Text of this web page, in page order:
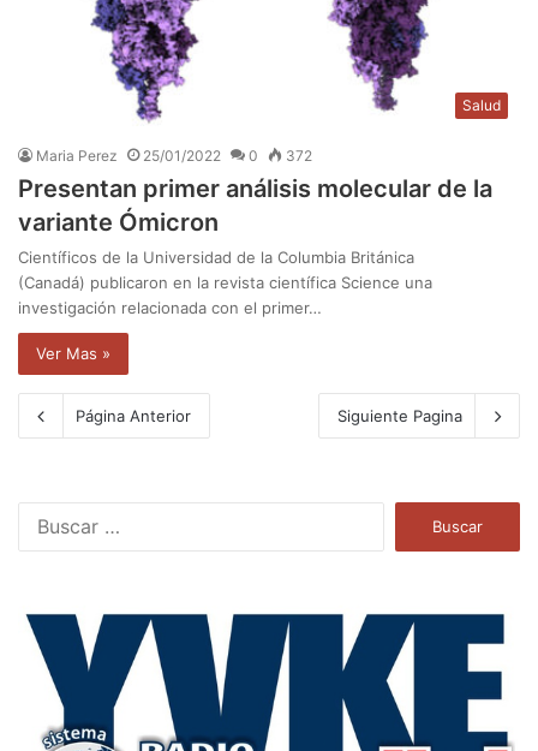
Salud
Maria Perez 25/01/2022 0 372
Presentan primer análisis molecular de la
variante Ómicron
Científicos de la Universidad de la Columbia Británica
(Canadá) publicaron en la revista científica Science una
investigación relacionada con el primer…
Ver Mas »
Página Anterior Siguiente Pagina
a